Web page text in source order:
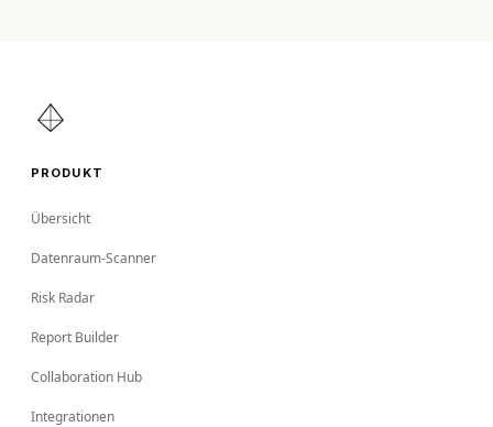
PRODUKT
Übersicht
Datenraum-Scanner
Risk Radar
Report Builder
Collaboration Hub
Integrationen